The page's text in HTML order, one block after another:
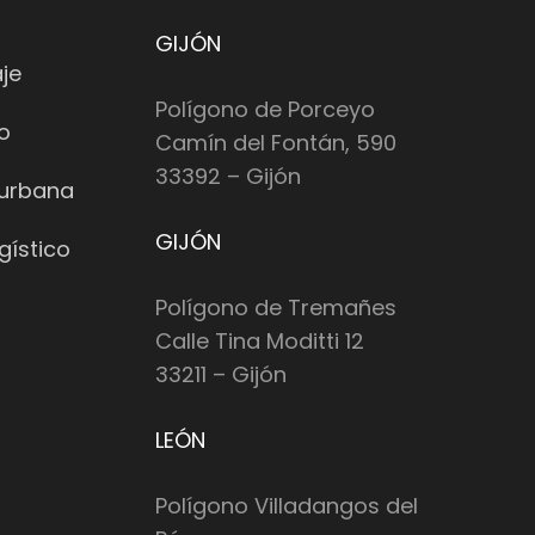
GIJÓN
Polígono de Porceyo
Camín del Fontán, 590
33392 – Gijón
GIJÓN
Polígono de Tremañes
Calle Tina Moditti 12
33211 – Gijón
LEÓN
Polígono Villadangos del